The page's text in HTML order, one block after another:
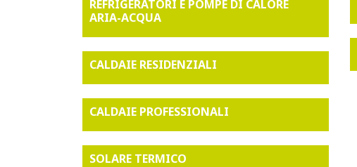
REFRIGERATORI E POMPE DI CALORE
ARIA-ACQUA
CALDAIE RESIDENZIALI
CALDAIE PROFESSIONALI
SOLARE TERMICO